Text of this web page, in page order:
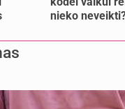
nieko